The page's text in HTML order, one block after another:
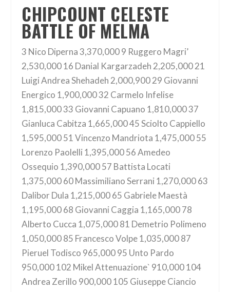
CHIPCOUNT CELESTE
BATTLE OF MELMA
3 Nico Diperna 3,370,000 9 Ruggero Magri’
2,530,000 16 Danial Kargarzadeh 2,205,000 21
Luigi Andrea Shehadeh 2,000,900 29 Giovanni
Energico 1,900,000 32 Carmelo Infelise
1,815,000 33 Giovanni Capuano 1,810,000 37
Gianluca Cabitza 1,665,000 45 Sciolto Cappiello
1,595,000 51 Vincenzo Mandriota 1,475,000 55
Lorenzo Paolelli 1,395,000 56 Amedeo
Ossequio 1,390,000 57 Battista Locati
1,375,000 60 Massimiliano Serrani 1,270,000 63
Dalibor Dula 1,215,000 65 Gabriele Maestà
1,195,000 68 Giovanni Caggia 1,165,000 78
Alberto Cucca 1,075,000 81 Demetrio Polimeno
1,050,000 85 Francesco Volpe 1,035,000 87
Pieruel Todisco 965,000 95 Unto Pardo
950,000 102 Mikel Attenuazione` 910,000 104
Andrea Zerillo 900,000 105 Giuseppe Ciancio